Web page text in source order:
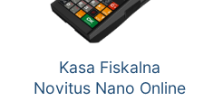
Kasa Fiskalna
Novitus Nano Online